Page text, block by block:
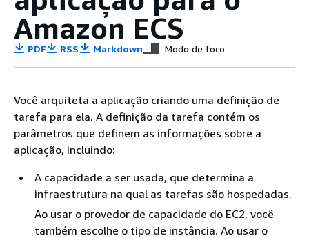
Amazon ECS
PDF RSS Markdown Modo de foco
Você arquiteta a aplicação criando uma definição de
tarefa para ela. A definição da tarefa contém os
parâmetros que definem as informações sobre a
aplicação, incluindo:
A capacidade a ser usada, que determina a
infraestrutura na qual as tarefas são hospedadas.
Ao usar o provedor de capacidade do EC2, você
também escolhe o tipo de instância. Ao usar o